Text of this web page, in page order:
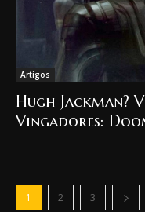
Artigos
Hugh Jackman?
Vingadores:
1 2 3